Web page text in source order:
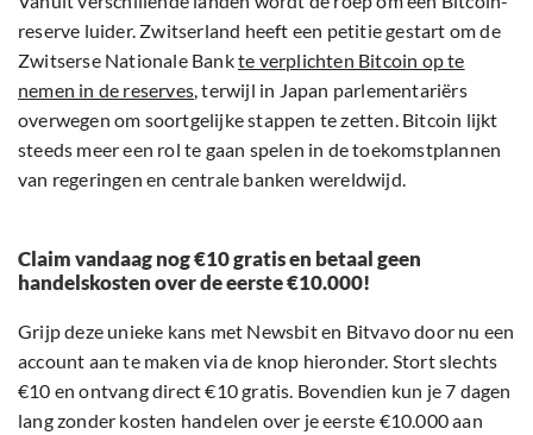
reserve luider. Zwitserland heeft een petitie gestart om de
Zwitserse Nationale Bankte verplichten Bitcoin op te
nemen in de reserves, terwijl in Japan parlementariërs
overwegen om soortgelijke stappen te zetten. Bitcoin lijkt
steeds meer een rol te gaan spelen in de toekomstplannen
van regeringen en centrale banken wereldwijd.
Claim vandaag nog €10 gratis en betaal geen
handelskosten over de eerste €10.000!
Grijp deze unieke kans met Newsbit en Bitvavo door nu een
account aan te maken via de knop hieronder. Stort slechts
€10 en ontvang direct €10 gratis. Bovendien kun je 7 dagen
lang zonder kosten handelen over je eerste €10.000 aan